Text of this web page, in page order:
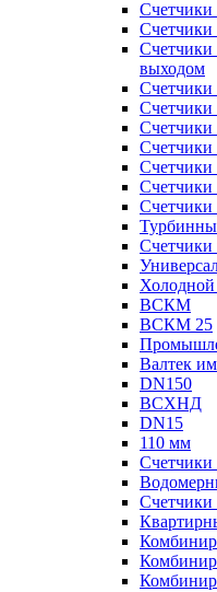
Счетчики
Счетчики
Счетчики
выходом
Счетчики
ВСКМ
ВСКМ 25
Валтек
DN150
ВСХНД
DN15
110 мм